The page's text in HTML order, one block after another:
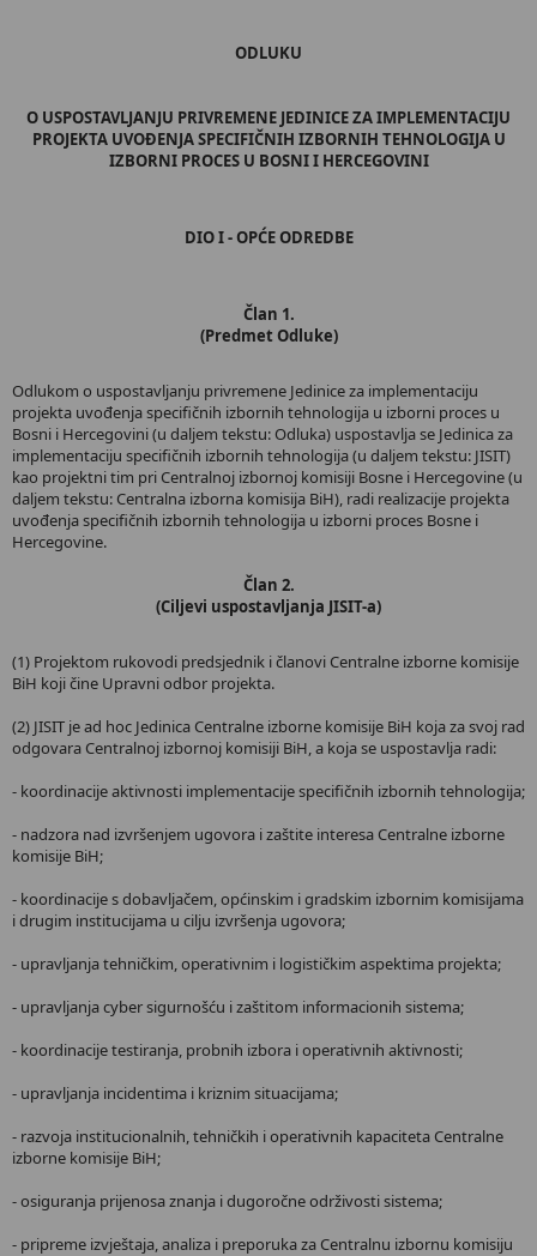
ODLUKU
O USPOSTAVLJANJU PRIVREMENE JEDINICE ZA IMPLEMENTACIJU
PROJEKTA UVOĐENJA SPECIFIČNIH IZBORNIH TEHNOLOGIJA U
IZBORNI PROCES U BOSNI I HERCEGOVINI
DIO I - OPĆE ODREDBE
Član 1.
(Predmet Odluke)
Odlukom o uspostavljanju privremene Jedinice za implementaciju
projekta uvođenja specifičnih izbornih tehnologija u izborni proces u
Bosni i Hercegovini (u daljem tekstu: Odluka) uspostavlja se Jedinica za
implementaciju specifičnih izbornih tehnologija (u daljem tekstu: JISIT)
kao projektni tim pri Centralnoj izbornoj komisiji Bosne i Hercegovine (u
daljem tekstu: Centralna izborna komisija BiH), radi realizacije projekta
uvođenja specifičnih izbornih tehnologija u izborni proces Bosne i
Hercegovine.
Član 2.
(Ciljevi uspostavljanja JISIT-a)
(1) Projektom rukovodi predsjednik i članovi Centralne izborne komisije
BiH koji čine Upravni odbor projekta.
(2) JISIT je ad hoc Jedinica Centralne izborne komisije BiH koja za svoj rad
odgovara Centralnoj izbornoj komisiji BiH, a koja se uspostavlja radi:
- koordinacije aktivnosti implementacije specifičnih izbornih tehnologija;
- nadzora nad izvršenjem ugovora i zaštite interesa Centralne izborne
komisije BiH;
- koordinacije s dobavljačem, općinskim i gradskim izbornim komisijama
i drugim institucijama u cilju izvršenja ugovora;
- upravljanja tehničkim, operativnim i logističkim aspektima projekta;
- upravljanja cyber sigurnošću i zaštitom informacionih sistema;
- koordinacije testiranja, probnih izbora i operativnih aktivnosti;
- upravljanja incidentima i kriznim situacijama;
- razvoja institucionalnih, tehničkih i operativnih kapaciteta Centralne
izborne komisije BiH;
- osiguranja prijenosa znanja i dugoročne održivosti sistema;
- pripreme izvještaja, analiza i preporuka za Centralnu izbornu komisiju